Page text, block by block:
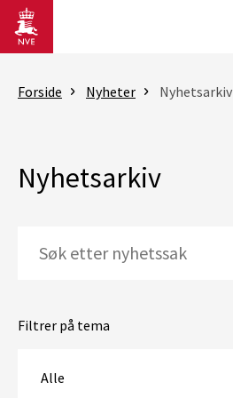
Gå til hovedinnhold
Forside Nyheter Nyhetsarkiv
Nyhetsarkiv
Filtrer på tema
Alle